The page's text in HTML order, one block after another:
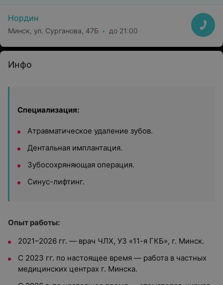
Нордин
Минск, ул. Сурганова, 47Б до 21:00
Инфо
Специализация:
Атравматическое удаление зубов.
Дентальная имплантация.
Зубосохряняющая операция.
Синус-лифтинг.
Опыт работы:
2021–2026 гг. — врач ЧЛХ, УЗ «11-я ГКБ», г. Минск.
С 2023 гг. по настоящее время — работа в частных
медицинских центрах г. Минска.